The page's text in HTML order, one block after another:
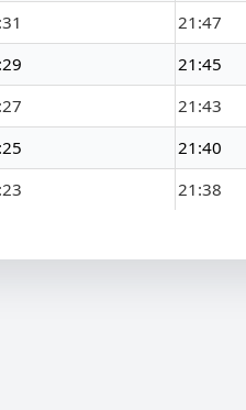
21:47
21:45
21:43
21:40
21:38